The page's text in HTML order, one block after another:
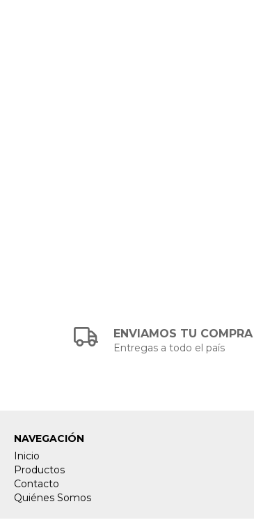
ENVIAMOS TU COMPRA
Entregas a todo el país
NAVEGACIÓN
Inicio
Productos
Contacto
Quiénes Somos